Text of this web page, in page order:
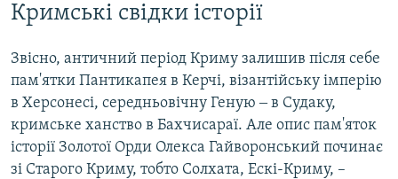
Кримські свідки історії
Звісно, античний період Криму залишив після себе
пам'ятки Пантикапея в Керчі, візантійську імперію
в Херсонесі, середньовічну Геную ‒ в Судаку,
кримське ханство в Бахчисараї. Але опис пам'яток
історії Золотої Орди Олекса Гайворонський починає
зі Старого Криму, тобто Солхата, Ескі-Криму, –